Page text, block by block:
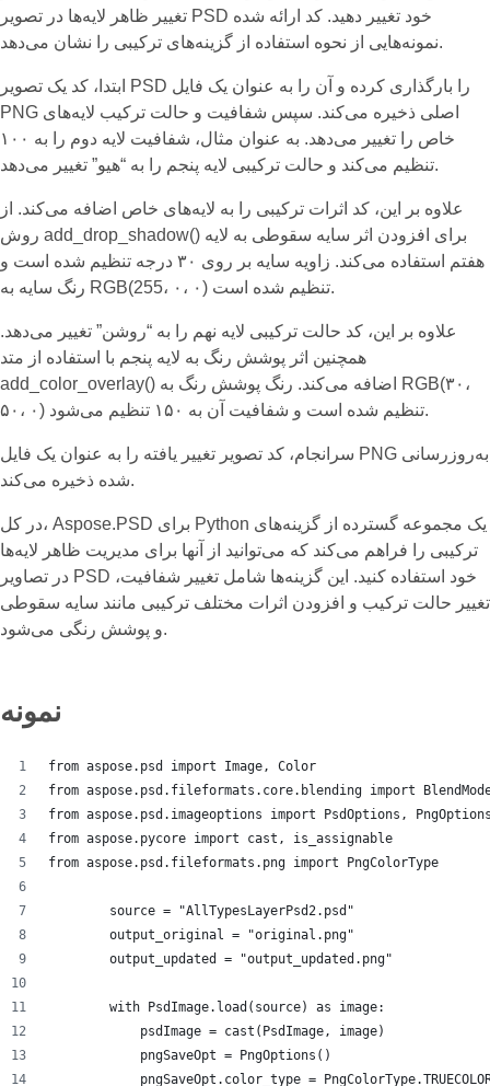
تغییر ظاهر لایه‌ها در تصویر PSD خود تغییر دهید. کد ارائه شده
نمونه‌هایی از نحوه استفاده از گزینه‌های ترکیبی را نشان می‌دهد.
ابتدا، کد یک تصویر PSD را بارگذاری کرده و آن را به عنوان یک فایل
PNG اصلی ذخیره می‌کند. سپس شفافیت و حالت ترکیب لایه‌های
خاص را تغییر می‌دهد. به عنوان مثال، شفافیت لایه دوم را به ۱۰۰
تنظیم می‌کند و حالت ترکیبی لایه پنجم را به “هیو” تغییر می‌دهد.
علاوه بر این، کد اثرات ترکیبی را به لایه‌های خاص اضافه می‌کند. از
روش add_drop_shadow() برای افزودن اثر سایه سقوطی به لایه
هفتم استفاده می‌کند. زاویه سایه بر روی ۳۰ درجه تنظیم شده است و
رنگ سایه به RGB(255، ۰، ۰) تنظیم شده است.
علاوه بر این، کد حالت ترکیبی لایه نهم را به “روشن” تغییر می‌دهد.
همچنین اثر پوشش رنگ به لایه پنجم با استفاده از متد
add_color_overlay() اضافه می‌کند. رنگ پوشش رنگ به RGB(۳۰،
۵۰، ۰) تنظیم شده است و شفافیت آن به ۱۵۰ تنظیم می‌شود.
سرانجام، کد تصویر تغییر یافته را به عنوان یک فایل PNG به‌روزرسانی
شده ذخیره می‌کند.
در کل، Aspose.PSD برای Python یک مجموعه گسترده از گزینه‌های
ترکیبی را فراهم می‌کند که می‌توانید از آنها برای مدیریت ظاهر لایه‌ها
در تصاویر PSD خود استفاده کنید. این گزینه‌ها شامل تغییر شفافیت،
تغییر حالت ترکیب و افزودن اثرات مختلف ترکیبی مانند سایه سقوطی
و پوشش رنگی می‌شود.
نمونه
from aspose.psd import Image, Color
from aspose.psd.fileformats.core.blending import
from aspose.psd.imageoptions import PsdOptions,
from aspose.pycore import cast, is_assignable
from aspose.psd.fileformats.png import PngColorType
        source = "AllTypesLayerPsd2.psd"
        output_original = "original.png"
        output_updated = "output_updated.png"
        with PsdImage.load(source) as image:
            psdImage = cast(PsdImage, image)
            pngSaveOpt = PngOptions()
pngSaveOpt.color_type =